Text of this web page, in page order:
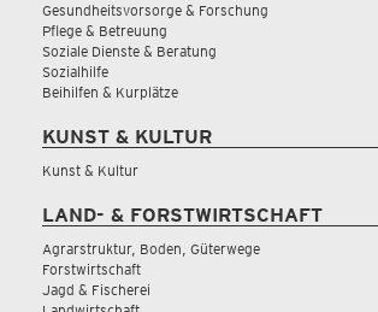
Gesundheitsvorsorge & Forschung
Pflege & Betreuung
Soziale Dienste & Beratung
Sozialhilfe
Beihilfen & Kurplätze
KUNST & KULTUR
Kunst & Kultur
LAND- & FORSTWIRTSCHAFT
Agrarstruktur, Boden, Güterwege
Forstwirtschaft
Jagd & Fischerei